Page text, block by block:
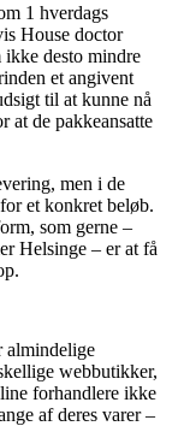
1 hverdags
House doctor
desto mindre
et angivent
til at kunne nå
at de pakkeansatte
men i de
et konkret beløb.
som gerne –
Helsinge – er at få
almindelige
webbutikker,
forhandlere ikke
af deres varer –